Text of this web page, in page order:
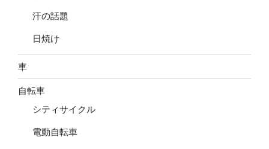
汗の話題
日焼け
車
自転車
シティサイクル
電動自転車